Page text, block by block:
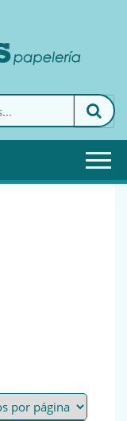
es tu papelería
confianza. Podrás
todo lo necesario